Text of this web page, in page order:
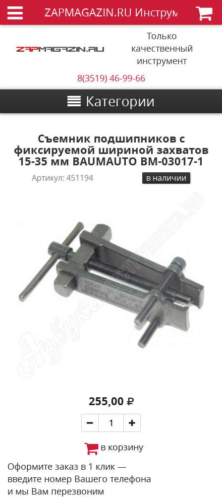
ZAPMAGAZIN.RU Инструменты
Только
качественный
инструмент
8(3519) 46-99-66
Категории
Съемник подшипников с
фиксируемой шириной захватов
15-35 мм BAUMAUTO BM-03017-1
Артикул:451194 в наличии
255,00
в корзину
Оформите заказ в 1 клик —
введите номер Вашего телефона
и мы Вам перезвоним